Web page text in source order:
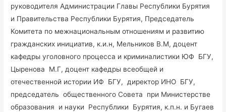
руководителя Администрации Главы Республики Бурятия
и Правительства Республики Бурятия, Председатель
Комитета по межнациональным отношениям и развитию
гражданских инициатив, к.и.н, Мельников В.М, доцент
кафедры уголовного процесса и криминалистики ЮФ БГУ,
Цыренова М.Г, доцент кафедры всеобщей и
отечественной истории ИФ БГУ, директор ИНО БГУ,
председатель общественного Совета при Министерстве
образования и науки Республики Бурятия, к.п.н. и Бугаев